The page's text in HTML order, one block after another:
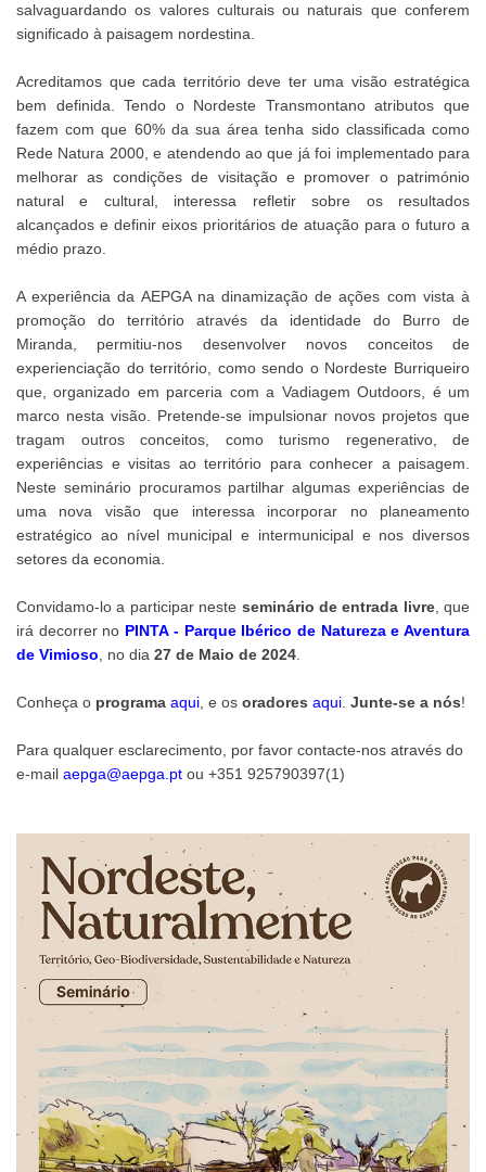
salvaguardando os valores culturais ou naturais que conferem
significado à paisagem nordestina.
Acreditamos que cada território deve ter uma visão estratégica
bem definida. Tendo o Nordeste Transmontano atributos que
fazem com que 60% da sua área tenha sido classificada como
Rede Natura 2000, e atendendo ao que já foi implementado para
melhorar as condições de visitação e promover o património
natural e cultural, interessa refletir sobre os resultados
alcançados e definir eixos prioritários de atuação para o futuro a
médio prazo.
A experiência da AEPGA na dinamização de ações com vista à
promoção do território através da identidade do Burro de
Miranda, permitiu-nos desenvolver novos conceitos de
experienciação do território, como sendo o Nordeste Burriqueiro
que, organizado em parceria com a Vadiagem Outdoors, é um
marco nesta visão. Pretende-se impulsionar novos projetos que
tragam outros conceitos, como turismo regenerativo, de
experiências e visitas ao território para conhecer a paisagem.
Neste seminário procuramos partilhar algumas experiências de
uma nova visão que interessa incorporar no planeamento
estratégico ao nível municipal e intermunicipal e nos diversos
setores da economia.
Convidamo-lo a participar neste seminário de entrada livre, que
irá decorrer no PINTA - Parque Ibérico de Natureza e Aventura
de Vimioso , no dia 27 de Maio de 2024
Conheça o programa aqui , e os oradores aqui Junte-se a nós!
Para qualquer esclarecimento, por favor contacte-nos através do
e-mail aepga@aepga.pt ou +351 925790397(1)